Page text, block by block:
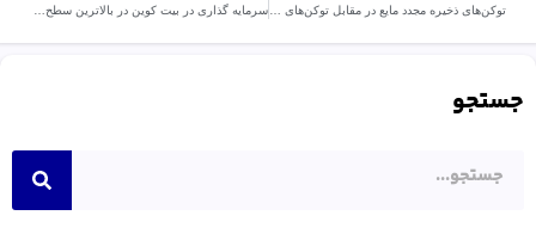
توکن‌های ذخیره مجدد مایع در مقابل توکن‌های استیکینگ مایع LST سرمایه گذاری در بیت کوین در بالاترین سطح تمام دوران
جستجو